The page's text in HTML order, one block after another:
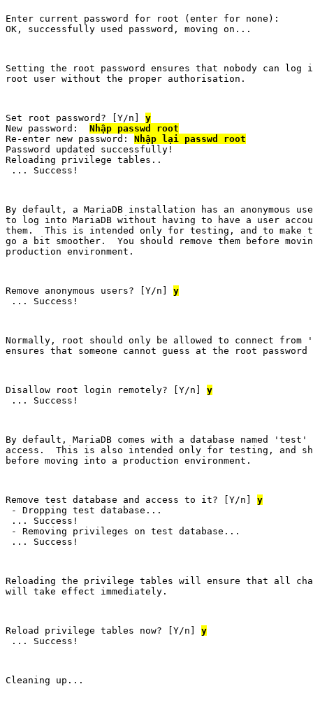
Enter current password for root (enter for none):
OK, successfully used password, moving on...
Setting the root password ensures that nobody can log
root user without the proper authorisation.
Set root password? [Y/n] y
New password: Nhập passwd root
Re-enter new password: Nhập lại passwd root
Password updated successfully!
Reloading privilege tables..
... Success!
By default, a MariaDB installation has an anonymous
to log into MariaDB without having to have a user
them.  This is intended only for testing, and to make
go a bit smoother.  You should remove them before
production environment.
Remove anonymous users? [Y/n] y
... Success!
Normally, root should only be allowed to connect
ensures that someone cannot guess at the root
Disallow root login remotely? [Y/n] y
... Success!
By default, MariaDB comes with a database named 'test'
access.  This is also intended only for testing, and
before moving into a production environment.
Remove test database and access to it? [Y/n] y
- Dropping test database...
... Success!
- Removing privileges on test database...
... Success!
Reloading the privilege tables will ensure that all
will take effect immediately.
Reload privilege tables now? [Y/n] y
... Success!
Cleaning up...